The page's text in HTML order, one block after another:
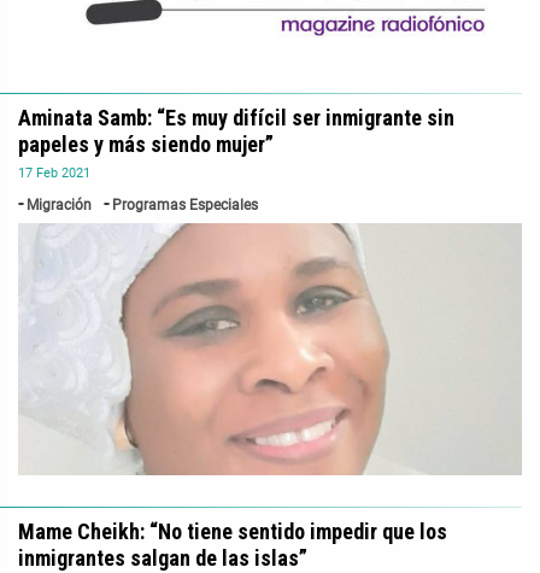
17 Feb 2021
Migración Programas Especiales
Aminata Samb: “Es muy difícil ser inmigrante sin
papeles y más siendo mujer”
Mame Cheikh: “No tiene sentido impedir que los
inmigrantes salgan de las islas”